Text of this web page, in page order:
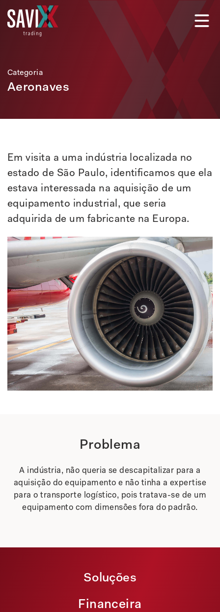
Categoria
Aeronaves
Em visita a uma indústria localizada no
estado de São Paulo, identificamos que ela
estava interessada na aquisição de um
equipamento industrial, que seria
adquirida de um fabricante na Europa.
Problema
A indústria, não queria se descapitalizar para a
aquisição do equipamento e não tinha a expertise
para o transporte logístico, pois tratava-se de um
equipamento com dimensões fora do padrão.
Soluções
Financeira